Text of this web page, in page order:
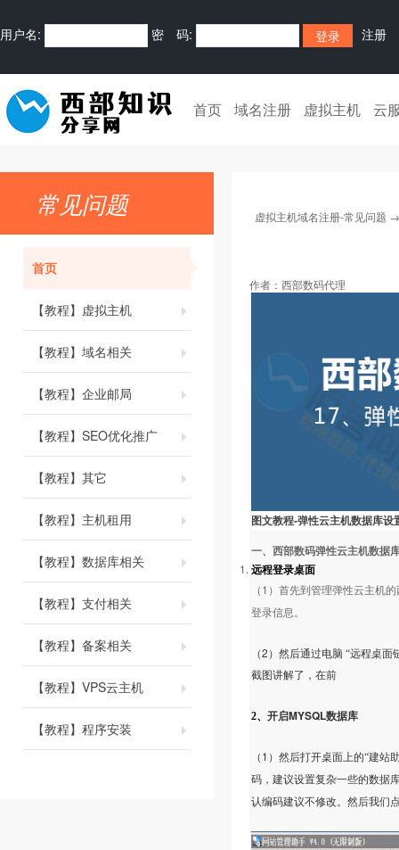
用户名: 密 码: 注册
首页 域名注册 虚拟主机 云
常见问题
首页
【教程】虚拟主机
【教程】域名相关
【教程】企业邮局
【教程】SEO优化推广
【教程】其它
【教程】主机租用
【教程】数据库相关
【教程】支付相关
【教程】备案相关
【教程】VPS云主机
【教程】程序安装
虚拟主机域名注册-常见问题
作者： 西部数码代理
图文教程-弹性云主机数据库设
一、西部数码弹性云主机数据
远程登录桌面
（ 1 ）首先到管理弹性云主机
登录信息。
（2 ）然后通过电脑 “远程桌面
截图讲解了，在前
2、 开启MYSQL数据库
（ 1 ）然后打开桌面上的“建站
码，建议设置复杂一些的数据
认编码建议不修改。然后我们